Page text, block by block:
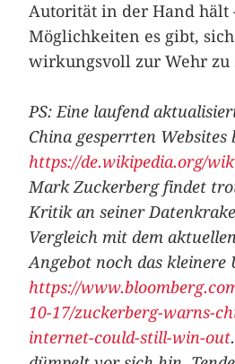
Autorität in der Hand hält
Möglichkeiten es gibt,
wirkungsvoll zur Wehr zu
PS: Eine laufend
China gesperrten Websites
https://de.wikipedia.org/
Mark Zuckerberg findet
Kritik an seiner
Vergleich mit dem
Angebot noch das kleinere
https://
10-17/zuckerberg-warns-
internet-could-still-win-out